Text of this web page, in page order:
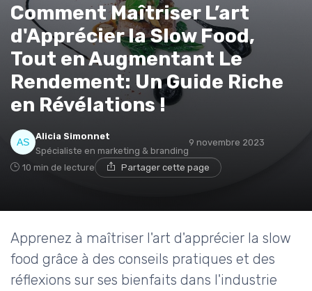
Comment Maîtriser L’art
d'Apprécier la Slow Food,
Tout en Augmentant Le
Rendement: Un Guide Riche
en Révélations !
Alicia Simonnet
Spécialiste en marketing & branding
9 novembre 2023
10 min de lecture Partager cette page
Apprenez à maîtriser l'art d'apprécier la slow
food grâce à des conseils pratiques et des
réflexions sur ses bienfaits dans l'industrie